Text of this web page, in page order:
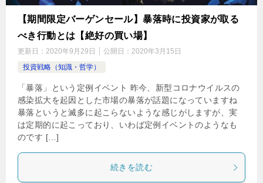
【期間限定バーゲンセール】暴落時に投資家が取る
べき行動とは【絶好の買い場】
更新日： 2020年9月29日 公開日： 2020年3月15日
投資戦略（知識・哲学）
「暴落」という定例イベント 昨今、新型コロナウイルスの
感染拡大を起因とした市場の暴落が話題になっていますね
暴落というと滅多に起こらないような感じがしますが、実
は定期的に起こっており、いわば定例イベントのようなも
のです […]
続きを読む